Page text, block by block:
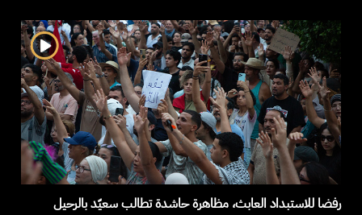
رفضا للاستبداد العابث، مظاهرة حاشدة تطالب سعيّد بالرحيل